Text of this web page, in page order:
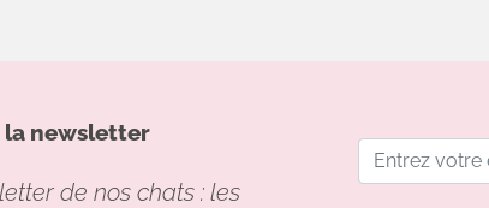
la newsletter
de nos chats : les